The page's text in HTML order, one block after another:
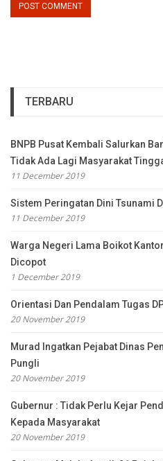
TERBARU
BNPB Pusat Kembali Salurkan
Tidak Ada Lagi Masyarakat
11 December 2019
Sistem Peringatan Dini Tsunami
11 December 2019
Warga Negeri Lama Boikot
Dicopot
1 December 2019
Orientasi Dan Pendalam Tugas
20 November 2019
Murad Ingatkan Pejabat Dinas
Pungli
20 November 2019
Gubernur : Tidak Perlu Kejar
Kepada Masyarakat
20 November 2019